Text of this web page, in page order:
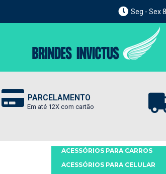
Seg - Sex
PARCELAMENTO
Em até 12X com cartão
ACESSÓRIOS PARA CARROS
ACESSÓRIOS PARA CELULAR